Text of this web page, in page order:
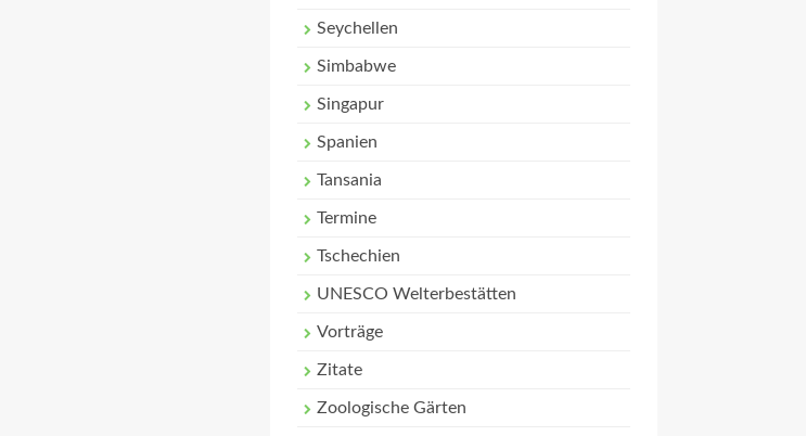
Seychellen
Simbabwe
Singapur
Spanien
Tansania
Termine
Tschechien
UNESCO Welterbestätten
Vorträge
Zitate
Zoologische Gärten